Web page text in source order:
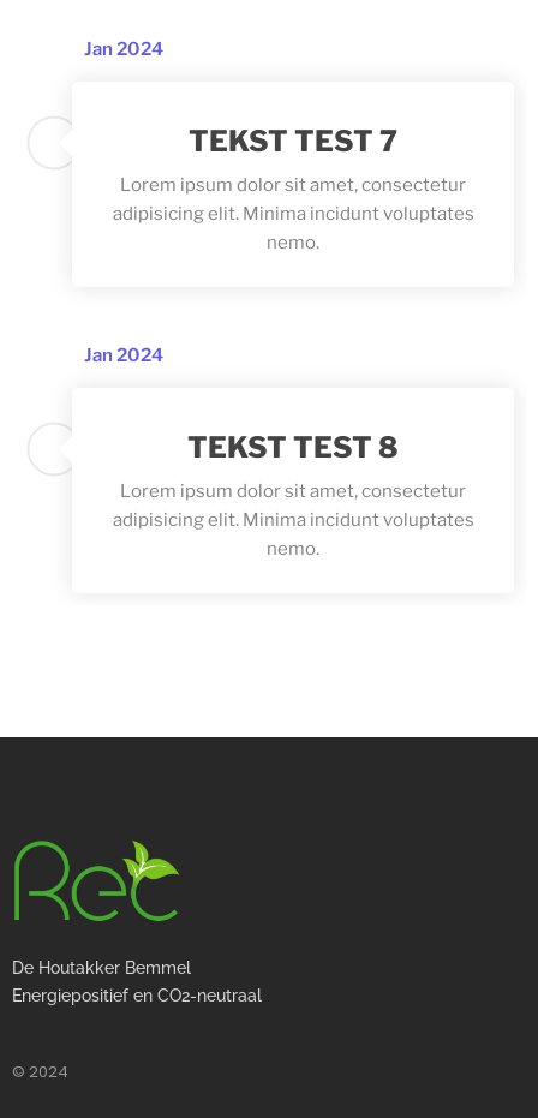
Jan 2024
TEKST TEST 7
Lorem ipsum dolor sit amet, consectetur
adipisicing elit. Minima incidunt voluptates
nemo.
Jan 2024
TEKST TEST 8
Lorem ipsum dolor sit amet, consectetur
adipisicing elit. Minima incidunt voluptates
nemo.
De Houtakker Bemmel
Energiepositief en CO2-neutraal
© 2024